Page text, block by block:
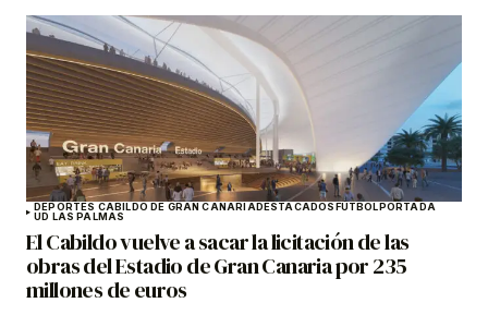
DEPORTES CABILDO DE GRAN CANARIADESTACADOSFÚTBOLPORTADA
UD LAS PALMAS
El Cabildo vuelve a sacar la licitación de las
obras del Estadio de Gran Canaria por 235
millones de euros